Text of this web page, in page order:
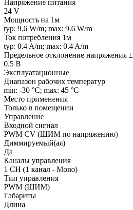
Напряжение питания
24 V
Мощность на 1м
typ: 9.6 W/m; max: 9.6 W/m
Ток потребления 1м
typ: 0.4 A/m; max: 0.4 A/m
Предельное отклонение напряжения ±
0.5 В
Эксплуатационные
Диапазон рабочих температур
min: -30 °C; max: 45 °C
Место применения
Только в помещении
Управление
Входной сигнал
PWM СV (ШИМ по напряжению)
Диммируемый(ая)
Да
Каналы управления
1 CH (1 канал - Mono)
Тип управления
PWM (ШИМ)
Габариты
Длина